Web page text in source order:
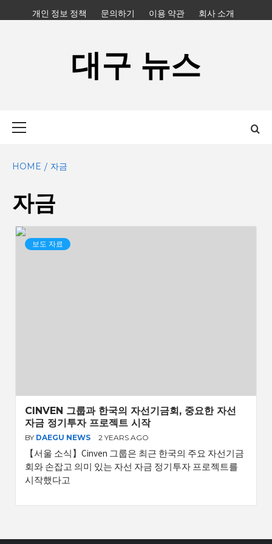
to
개인 정보 정책 문의하기 이용 약관 회사 소개
대구 뉴스
HOME 자금
자금
보도 자료
CINVEN 그룹과 한국의 자선기금회, 중요한 자선
자금 정기투자 프로젝트 시작
BY DAEGU NEWS 2 YEARS AGO
【서울 소식】Cinven 그룹은 최근 한국의 주요 자선기금
회와 손잡고 의미 있는 자선 자금 정기투자 프로젝트를
시작했다고